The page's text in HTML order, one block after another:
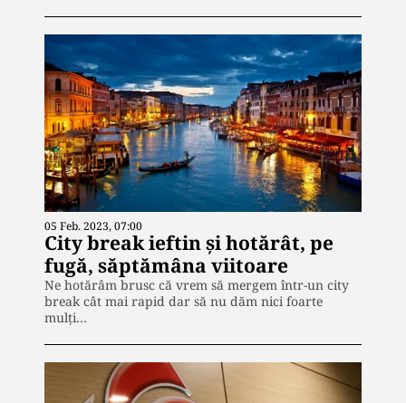
05 Feb. 2023, 07:00
City break ieftin și hotărât, pe
fugă, săptămâna viitoare
Ne hotărâm brusc că vrem să mergem într-un city
break cât mai rapid dar să nu dăm nici foarte
mulți…